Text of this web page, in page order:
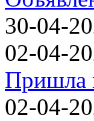
30-04-
02-04-
Пришла
02-04-